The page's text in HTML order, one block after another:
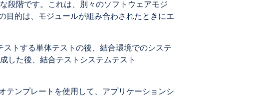
階です。これは、別々のソフトウェアモジ
目的は、モジュールが組み合わされたときにエ
トする単体テストの後、結合環境でのシステ
した後、結合テストシステムテスト
テンプレートを使用して、アプリケーションシ